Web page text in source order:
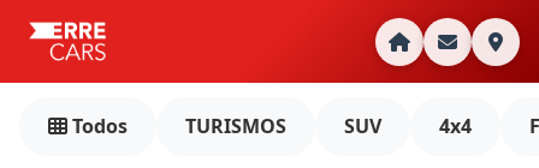
Todos TURISMOS SUV 4x4